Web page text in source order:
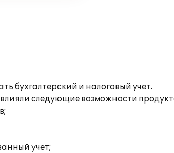
бухгалтерский и налоговый учет.
следующие возможности
учет;